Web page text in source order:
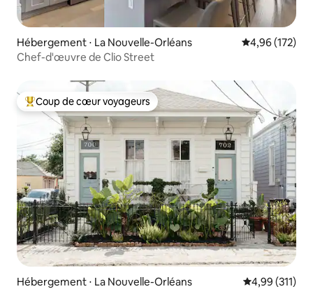
Hébergement ⋅ La Nouvelle-Orléans Évaluation
4,96 (172)
Chef-d'œuvre de Clio Street
Coups de cœur voyageurs les plus appréciés
Coup de cœur voyageurs
Hébergement ⋅ La Nouvelle-Orléans Évaluation
4,99 (311)